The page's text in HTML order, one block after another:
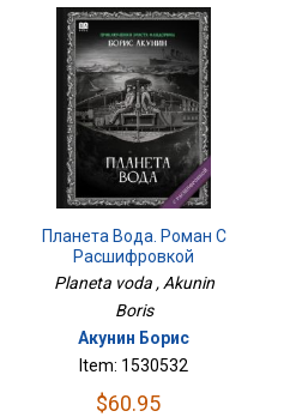
Планета Вода. Роман С
Расшифровкой
Planeta voda , Akunin
Boris
Акунин Борис
Item: 1530532
$60.95